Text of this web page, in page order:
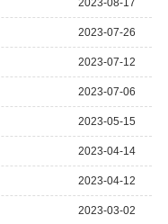
2023-07-26
2023-07-12
2023-07-06
2023-05-15
2023-04-14
2023-04-12
2023-03-02